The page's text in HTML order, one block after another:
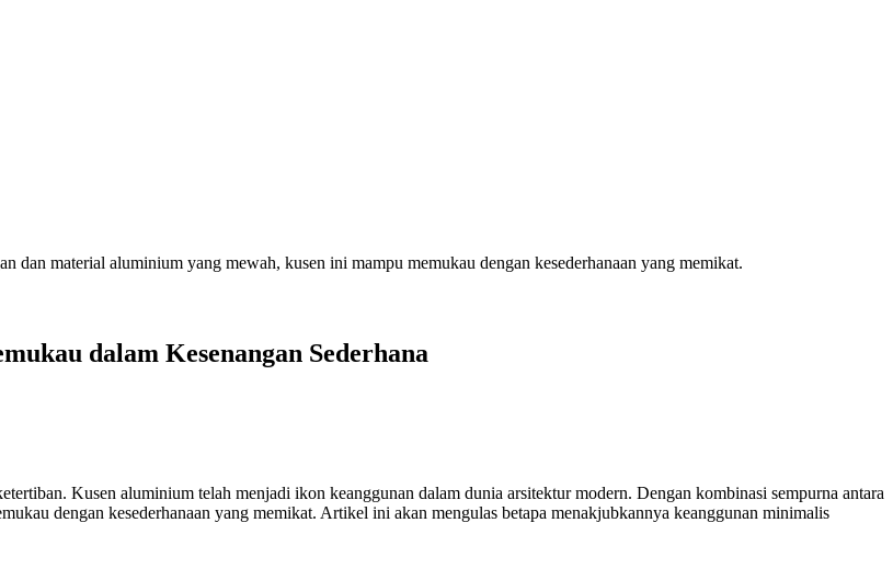
material aluminium yang mewah, kusen ini mampu memukau dengan kesederhanaan yang memikat.
dalam Kesenangan Sederhana
Kusen aluminium telah menjadi ikon keanggunan dalam dunia arsitektur modern. Dengan kombinasi sempurna antara
dengan kesederhanaan yang memikat. Artikel ini akan mengulas betapa menakjubkannya keanggunan minimalis